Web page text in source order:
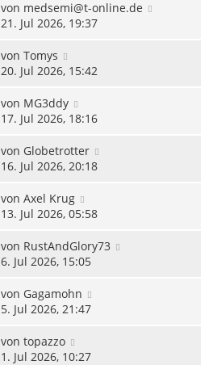
von medsemi@t-online.de
21. Jul 2026, 19:37
von Tomys
20. Jul 2026, 15:42
von MG3ddy
17. Jul 2026, 18:16
von Globetrotter
16. Jul 2026, 20:18
von Axel Krug
13. Jul 2026, 05:58
von RustAndGlory73
6. Jul 2026, 15:05
von Gagamohn
5. Jul 2026, 21:47
von topazzo
1. Jul 2026, 10:27